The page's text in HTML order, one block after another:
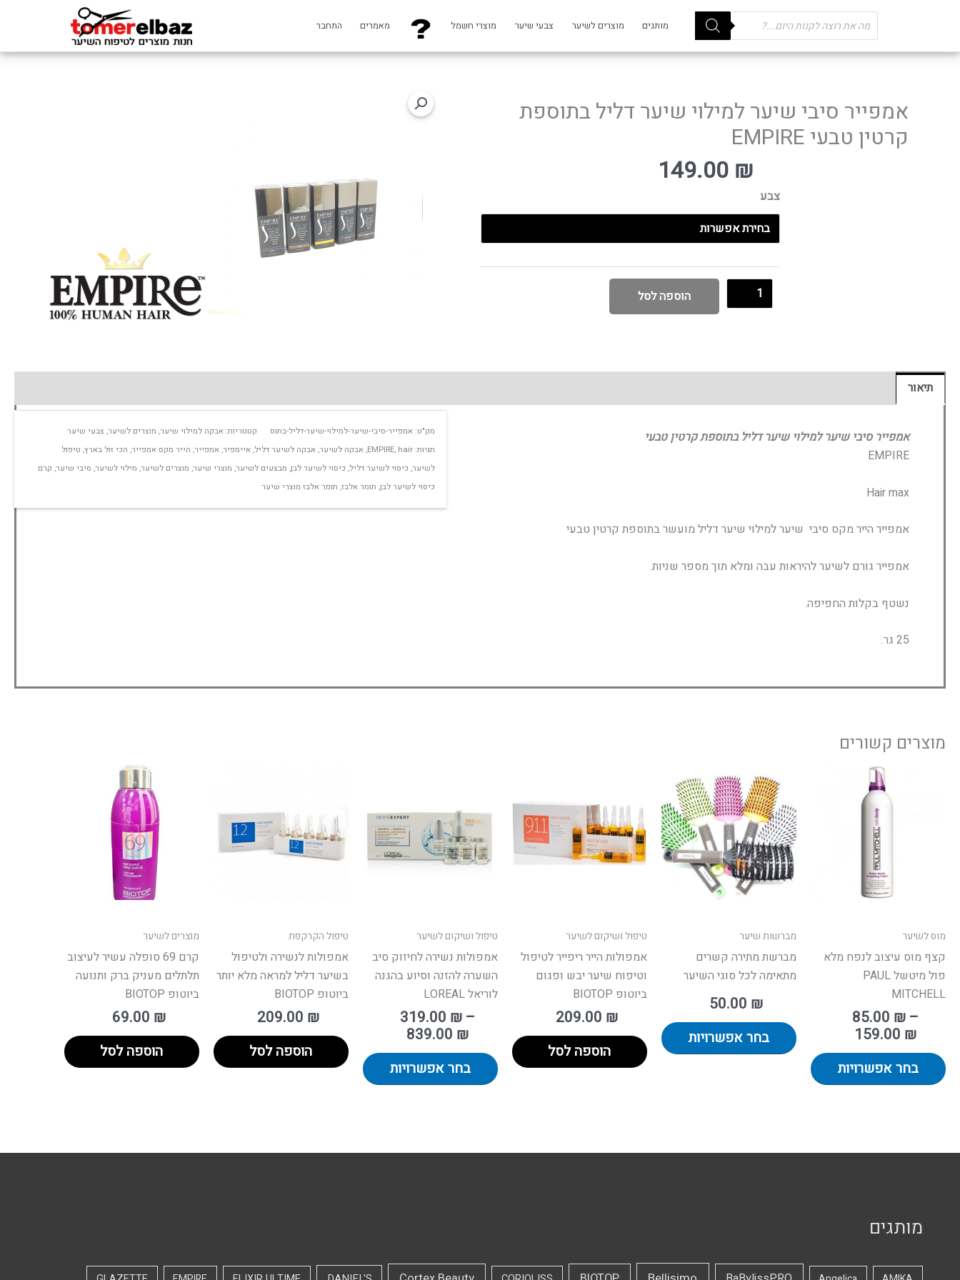
מותגים מוצרים לשיער צבעי שיער מוצרי חשמל מאמרים התחבר
Products
search
אמפייר סיבי שיער למילוי שיער דליל בתוספת
קרטין טבעי EMPIRE
149.00 ₪
צבע
הוספה לסל
מק"ט:אמפייר-סיבי-שיער-למילוי-שיער-דליל-בתוס קטגוריות:אבקה למילוי שיער, מוצרים לשיער, צבעי שיער
תגיות:
EMPIRE, hair
,אבקה לשיער,אבקה לשיער דליל,איימפיר,אמפייר, הייר מקס אמפייר, הכי זול בארץ, טיפול
לשיער, כיסוי לשיער דליל, כיסוי לשיער לבן, מבצעים לשיער, מוצרי שיער, מוצרים לשיער, מילוי לשיער, סיבי שיער, קרם
כיסוי לשיער לבן, תומר אלבז, תומר אלבז מוצרי שיער
תיאור
אמפייר סיבי שיער למילוי שיער דליל בתוספת קרטין טבעי
EMPIRE
Hair max
אמפייר הייר מקס סיבי שיער למילוי שיער דליל מועשר בתוספת קרטין טבעי
אמפייר גורם לשיער להיראות עבה ומלא תוך מספר שניות.
נשטף בקלות החפיפה.
25 גר.
מוצרים קשורים
מוס לשיער
קצף מוס עיצוב לנפח מלא
פול מיטשל PAUL
MITCHELL
85.00 ₪–
159.00 ₪
בחר אפשרויות
מספר
סוגים.
ניתן
לבחור
בעמוד
המוצר
מברשות שיער
מברשת מתירה קשרים
מתאימה לכל סוגי השיער
50.00 ₪
בחר אפשרויות
יש
מספר
סוגים.
ניתן
בעמוד
המוצר
טיפול ושיקום לשיער
אמפולות הייר ריפייר לטיפול
וטיפוח שיער יבש ופגום
ביוטופ BIOTOP
209.00 ₪
הוספה לסל
טיפול ושיקום לשיער
אמפולות נשירה לחיזוק סיב
השערה להזנה וסיוע בהגנה
לוריאל LOREAL
319.00 ₪–
839.00 ₪
עד
⁦839.00 ₪⁩
בחר אפשרויות
מספר
בעמוד
המוצר
טיפול הקרקפת
אמפולות לנשירה ולטיפול
בשיער דליל למראה מלא יותר
ביוטופ BIOTOP
209.00 ₪
הוספה לסל
מוצרים לשיער
קרם 69 סופלה עשיר לעיצוב
תלתלים מעניק ברק ותנועה
ביוטופ BIOTOP
69.00 ₪
הוספה לסל
מותגים